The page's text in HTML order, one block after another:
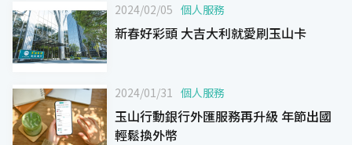
2024/02/05 個人服務
新春好彩頭 大吉大利就愛刷玉山卡
2024/01/31 個人服務
玉山行動銀行外匯服務再升級 年節出國
輕鬆換外幣